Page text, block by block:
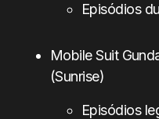
Episódios
Mobile Suit
(Sunrise)
Episódios